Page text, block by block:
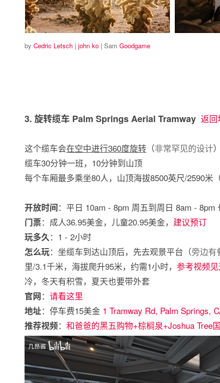
by Cedric Letsch | john ko | Sam Goodgame
3. 旋转缆车 Palm Springs Aerial Tramway 返回
这个缆车会在空中进行360度旋转 （非常罕见的设计
缆车30分钟一班，10分钟到山顶
每个车厢最多乘坐80人，山顶海拔8500英尺/2590米
开放时间：平日 10am - 8pm 周五到周日 8am - 8pm
门票：成人36.95美金，儿童20.95美金， 建议预订
玩多久：1 - 2小时
怎么玩：坐缆车到达山顶后，先去观景平台（旁边有
里/3.1千米，海拔爬升95米，约需1小时， 参考视频
冷，冬天有积雪，夏天也要带外套
官网： 请看这里
地址：停车费15美金 1 Tramway Rd, Palm Springs,
推荐视频： 和爸爸的黑五购物+棕榈泉+Joshua Tree